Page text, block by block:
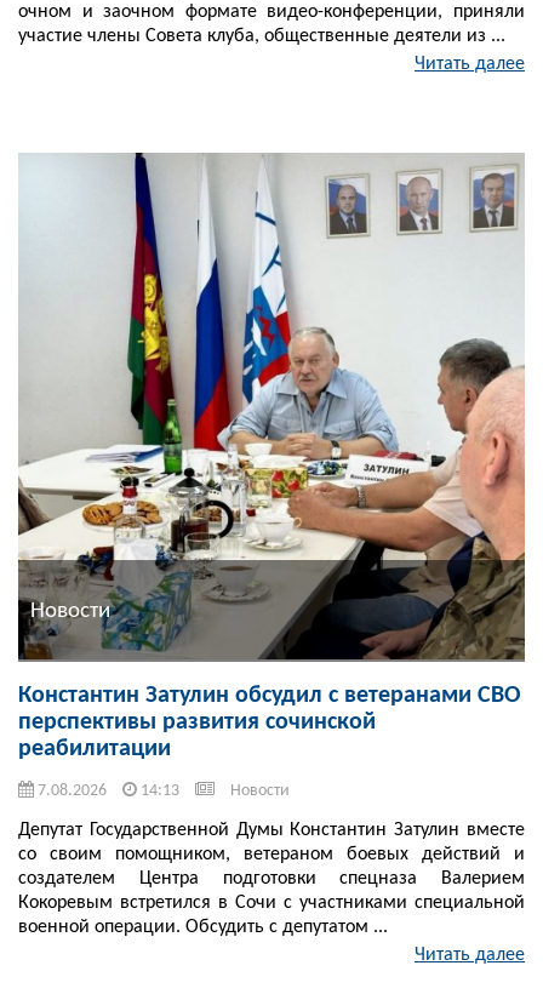
очном и заочном формате видео-конференции, приняли
участие члены Совета клуба, общественные деятели из ...
Читать далее
Новости
Константин Затулин обсудил с ветеранами СВО
перспективы развития сочинской
реабилитации
7.08.2026 14:13 Новости
Депутат Государственной Думы Константин Затулин вместе
со своим помощником, ветераном боевых действий и
создателем Центра подготовки спецназа Валерием
Кокоревым встретился в Сочи с участниками специальной
военной операции. Обсудить с депутатом ...
Читать далее